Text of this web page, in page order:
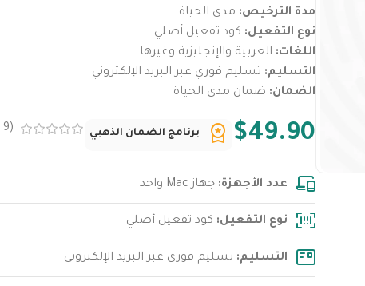
مدة الترخيص: مدى الحياة
نوع التفعيل: كود تفعيل أصلي
اللغات: العربية والإنجليزية وغيرها
التسليم: تسليم فوري عبر البريد الإلكتروني
الضمان: ضمان مدى الحياة
$49.90 برنامج الضمان الذهبي (
9
عدد الأجهزة: جهاز Mac واحد
نوع التفعيل: كود تفعيل أصلي
التسليم: تسليم فوري عبر البريد الإلكتروني